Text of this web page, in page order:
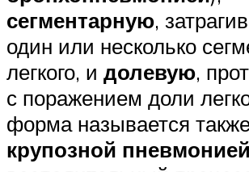
сегментарную,
один или несколько
легкого, и долевую,
с поражением доли
форма называется
крупозной пневмонией